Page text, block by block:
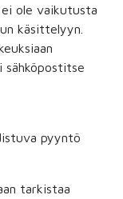
ole vaikutusta
käsittelyyn.
sähköpostitse
pyyntö
tarkistaa